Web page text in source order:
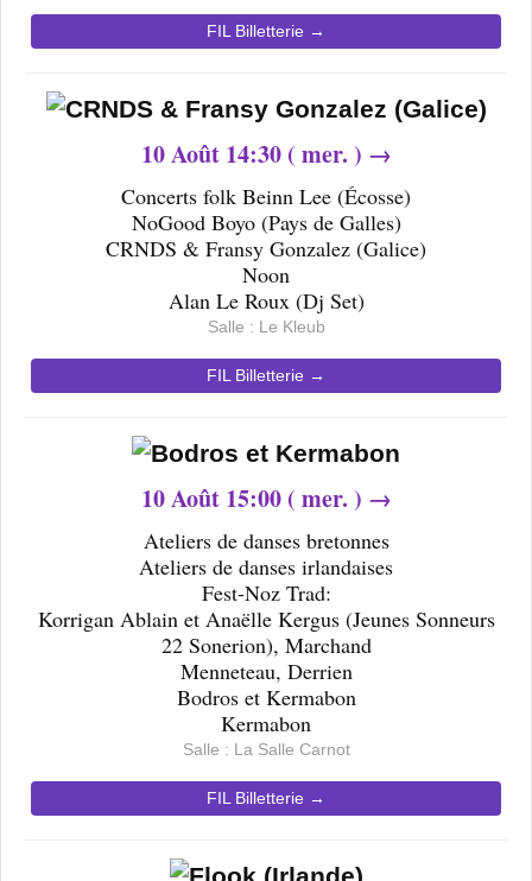
FIL Billetterie →
10Août 14:30 ( mer. ) →
Concerts folk Beinn Lee (Écosse)
NoGood Boyo (Pays de Galles)
CRNDS & Fransy Gonzalez (Galice)
Noon
Alan Le Roux (Dj Set)
Salle : Le Kleub
FIL Billetterie →
10Août 15:00 ( mer. ) →
Ateliers de danses bretonnes
Ateliers de danses irlandaises
Fest-Noz Trad:
Korrigan Ablain et Anaëlle Kergus (Jeunes Sonneurs
22 Sonerion), Marchand
Menneteau, Derrien
Bodros et Kermabon
Kermabon
Salle : La Salle Carnot
FIL Billetterie →